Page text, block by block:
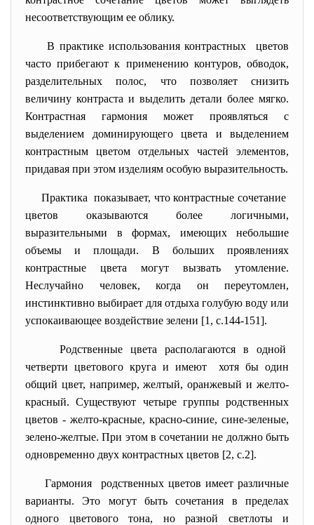
несоответствующим ее облику.
В практике использования контрастных цветов
часто прибегают к применению контуров, обводок,
разделительных полос, что позволяет снизить
величину контраста и выделить детали более мягко.
Контрастная гармония может проявляться с
выделением доминирующего цвета и выделением
контрастным цветом отдельных частей элементов,
придавая при этом изделиям особую выразительность.
Практика показывает, что контрастные сочетание
цветов оказываются более логичными,
выразительными в формах, имеющих небольшие
объемы и площади. В больших проявлениях
контрастные цвета могут вызвать утомление.
Неслучайно человек, когда он переутомлен,
инстинктивно выбирает для отдыха голубую воду или
успокаивающее воздействие зелени [1, с.144-151].
Родственные цвета располагаются в одной
четверти цветового круга и имеют хотя бы один
общий цвет, например, желтый, оранжевый и желто-
красный. Существуют четыре группы родственных
цветов - желто-красные, красно-синие, сине-зеленые,
зелено-желтые. При этом в сочетании не должно быть
одновременно двух контрастных цветов [2, с.2].
Гармония родственных цветов имеет различные
варианты. Это могут быть сочетания в пределах
одного цветового тона, но разной светлоты и